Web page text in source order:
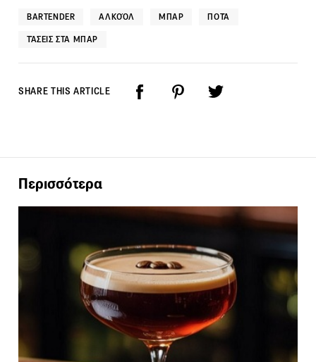
BARTENDER ΑΛΚΟΌΛ ΜΠΑΡ ΠΟΤΆ
ΤΆΣΕΙΣ ΣΤΑ ΜΠΑΡ
SHARE THIS ARTICLE
Περισσότερα